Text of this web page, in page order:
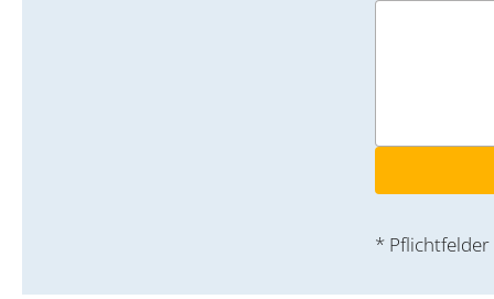
* Pflichtfelder